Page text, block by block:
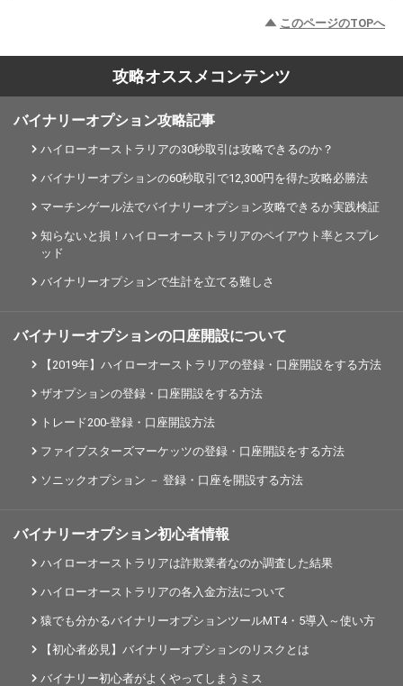
このページのTOPへ
攻略オススメコンテンツ
バイナリーオプション攻略記事
ハイローオーストラリアの30秒取引は攻略できるのか？
バイナリーオプションの60秒取引で12,300円を得た攻略必勝法
マーチンゲール法でバイナリーオプション攻略できるか実践検証
知らないと損！ハイローオーストラリアのペイアウト率とスプレ
ッド
バイナリーオプションで生計を立てる難しさ
バイナリーオプションの口座開設について
【2019年】ハイローオーストラリアの登録・口座開設をする方法
ザオプションの登録・口座開設をする方法
トレード200-登録・口座開設方法
ファイブスターズマーケッツの登録・口座開設をする方法
ソニックオプション － 登録・口座を開設する方法
バイナリーオプション初心者情報
ハイローオーストラリアは詐欺業者なのか調査した結果
ハイローオーストラリアの各入金方法について
猿でも分かるバイナリーオプションツールMT4・5導入～使い方
【初心者必見】バイナリーオプションのリスクとは
バイナリー初心者がよくやってしまうミス